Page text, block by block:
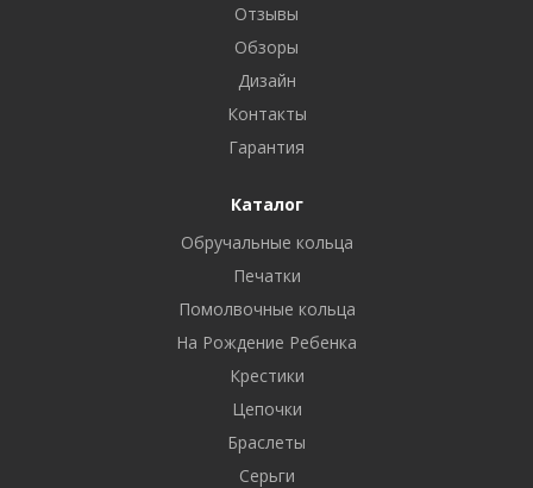
Отзывы
Обзоры
Дизайн
Контакты
Гарантия
Каталог
Обручальные кольца
Печатки
Помолвочные кольца
На Рождение Ребенка
Крестики
Цепочки
Браслеты
Серьги